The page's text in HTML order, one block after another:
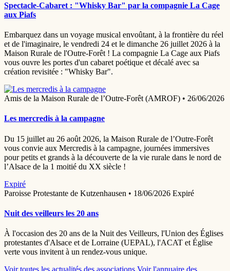
Spectacle-Cabaret : "Whisky Bar" par la compagnie La Cage
aux Piafs
Embarquez dans un voyage musical envoûtant, à la frontière du réel
et de l'imaginaire, le vendredi 24 et le dimanche 26 juillet 2026 à la
Maison Rurale de l'Outre-Forêt ! La compagnie La Cage aux Piafs
vous ouvre les portes d'un cabaret poétique et décalé avec sa
création revisitée : "Whisky Bar".
Amis de la Maison Rurale de l’Outre-Forêt (AMROF) • 26/06/2026
Les mercredis à la campagne
Du 15 juillet au 26 août 2026, la Maison Rurale de l’Outre-Forêt
vous convie aux Mercredis à la campagne, journées immersives
pour petits et grands à la découverte de la vie rurale dans le nord de
l’Alsace de la 1 moitié du XX siècle !
Expiré
Paroisse Protestante de Kutzenhausen • 18/06/2026 Expiré
Nuit des veilleurs les 20 ans
À l'occasion des 20 ans de la Nuit des Veilleurs, l'Union des Églises
protestantes d'Alsace et de Lorraine (UEPAL), l'ACAT et Église
verte vous invitent à un rendez-vous unique.